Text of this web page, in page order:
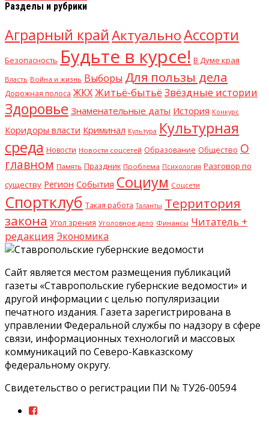
Разделы и рубрики
Аграрный крайАктуальноАссорти
Безопасность Будьте в курсе! В Думе края
Власть Война и жизнь Выборы Для пользы дела
Дорожная полоса ЖКХЖитьё-бытьё Звёздные истории
Здоровье Знаменательные даты История Конкурс
Коридоры власти Криминал Культура Культурная
среда Новости Новости соцсетей Образование Общество О
главном Память Праздник Проблема Психология Разговор по
существу Регион События Социум Соцсети
Спортклуб Такая работа Таланты Территория
закона Угол зрения Уголовное дело Финансы Читатель +
редакция Экономика
Сайт является местом размещения публикаций
газеты «Ставропольские губернские ведомости» и
другой информации с целью популяризации
печатного издания. Газета зарегистрирована в
управлении Федеральной службы по надзору в сфере
связи, информационных технологий и массовых
коммуникаций по Северо-Кавказскому
федеральному округу.
Свидетельство о регистрации ПИ № ТУ26-00594